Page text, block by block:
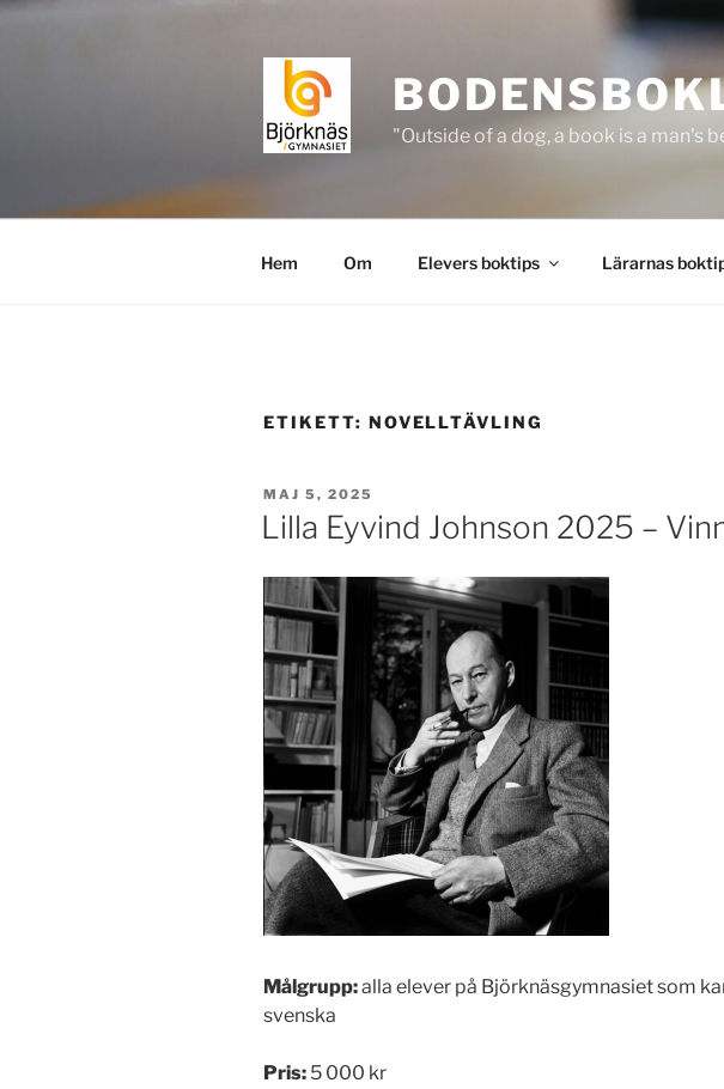
Hoppa
"Outside of a dog, a book is a man's
Hem Om Elevers boktips Lärarnas
ETIKETT: NOVELLTÄVLING
PUBLICERAT
MAJ 5, 2025
Lilla Eyvind Johnson 2025 –
Målgrupp:alla elever på Björknäsgymnasiet som
svenska
Pris: 5 000 kr